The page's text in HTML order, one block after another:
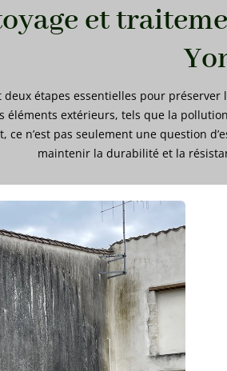
et
étapes essentielles pour préserver
extérieurs, tels que la
ce n’est pas seulement une question
maintenir la durabilité et la